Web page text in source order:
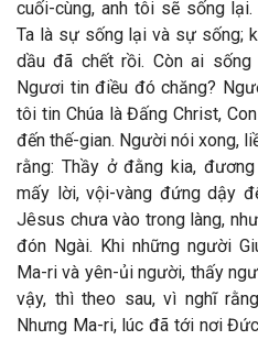
cuối-cùng, anh tôi sẽ sống
Ta là sự sống lại và sự sống;
dầu đã chết rồi. Còn ai
Ngươi tin điều đó chăng?
tôi tin Chúa là Đấng Christ,
đến thế-gian. Người nói xong,
rằng: Thầy ở đằng kia,
mấy lời, vội-vàng đứng dậy
Jêsus chưa vào trong làng,
đón Ngài. Khi những người
Ma-ri và yên-ủi người, thấy
vậy, thì theo sau, vì nghĩ
Nhưng Ma-ri, lúc đã tới nơi